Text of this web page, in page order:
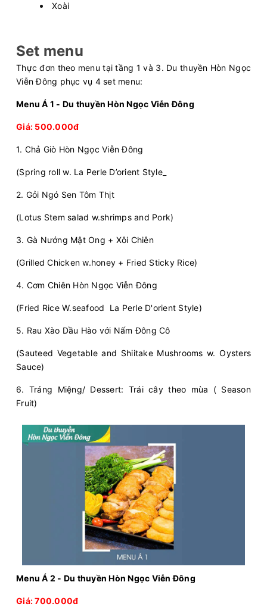
Xoài
Set menu
Thực đơn theo menu tại tầng 1 và 3. Du thuyền Hòn Ngọc
Viễn Đông phục vụ 4 set menu:
Menu Á 1 - Du thuyền Hòn Ngọc Viễn Đông
Giá: 500.000đ
1. Chả Giò Hòn Ngọc Viễn Đông
(Spring roll w. La Perle D’orient Style_
2. Gỏi Ngó Sen Tôm Thịt
(Lotus Stem salad w.shrimps and Pork)
3. Gà Nướng Mật Ong + Xôi Chiên
(Grilled Chicken w.honey + Fried Sticky Rice)
4. Cơm Chiên Hòn Ngọc Viễn Đông
(Fried Rice W.seafood La Perle D'orient Style)
5. Rau Xào Dầu Hào với Nấm Đông Cô
(Sauteed Vegetable and Shiitake Mushrooms w. Oysters
Sauce)
6. Tráng Miệng/ Dessert: Trái cây theo mùa ( Season
Fruit)
Menu Á 2 - Du thuyền Hòn Ngọc Viễn Đông
Giá: 700.000đ